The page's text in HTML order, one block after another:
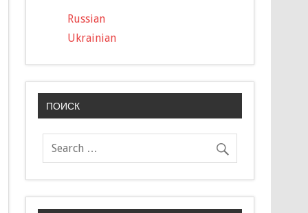
Russian
Ukrainian
ПОИСК